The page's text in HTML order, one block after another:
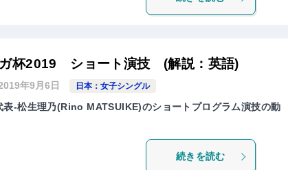
杯2019 ショート演技 (解説：英語)
年9月6日 日本：女子シングル
-松生理乃(Rino MATSUIKE)のショートプログラム演技の動
続きを読む